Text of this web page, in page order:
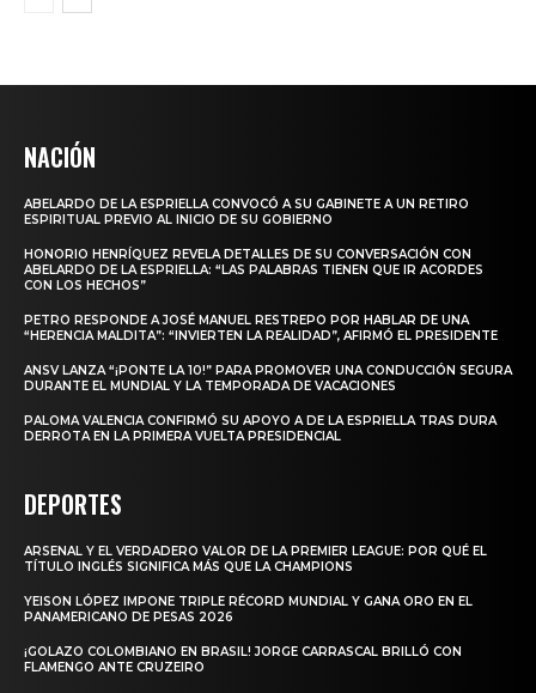
NACIÓN
ABELARDO DE LA ESPRIELLA CONVOCÓ A SU GABINETE A UN RETIRO
ESPIRITUAL PREVIO AL INICIO DE SU GOBIERNO
HONORIO HENRÍQUEZ REVELA DETALLES DE SU CONVERSACIÓN CON
ABELARDO DE LA ESPRIELLA: “LAS PALABRAS TIENEN QUE IR ACORDES
CON LOS HECHOS”
PETRO RESPONDE A JOSÉ MANUEL RESTREPO POR HABLAR DE UNA
“HERENCIA MALDITA”: “INVIERTEN LA REALIDAD”, AFIRMÓ EL PRESIDENTE
ANSV LANZA “¡PONTE LA 10!” PARA PROMOVER UNA CONDUCCIÓN SEGURA
DURANTE EL MUNDIAL Y LA TEMPORADA DE VACACIONES
PALOMA VALENCIA CONFIRMÓ SU APOYO A DE LA ESPRIELLA TRAS DURA
DERROTA EN LA PRIMERA VUELTA PRESIDENCIAL
DEPORTES
ARSENAL Y EL VERDADERO VALOR DE LA PREMIER LEAGUE: POR QUÉ EL
TÍTULO INGLÉS SIGNIFICA MÁS QUE LA CHAMPIONS
YEISON LÓPEZ IMPONE TRIPLE RÉCORD MUNDIAL Y GANA ORO EN EL
PANAMERICANO DE PESAS 2026
¡GOLAZO COLOMBIANO EN BRASIL! JORGE CARRASCAL BRILLÓ CON
FLAMENGO ANTE CRUZEIRO